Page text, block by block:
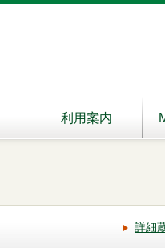
利用案内
詳細